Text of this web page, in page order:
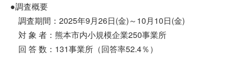
●調査概要
調査期間：2025年9月26日(金)～10月10日(金)
対 象 者：熊本市内小規模企業250事業所
回 答 数：131事業所（回答率52.4％）